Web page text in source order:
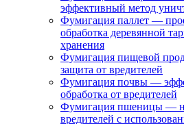
эффективный метод
Фумигация паллет —
обработка деревянной
хранения
Фумигация пищевой
защита от вредителей
Фумигация почвы —
обработка от вредителей
Фумигация пшеницы —
вредителей с